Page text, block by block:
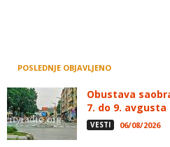
POSLEDNJE OBJAVLJENO
Obustava
7. do 9. avgusta
VESTI 06/08/2026